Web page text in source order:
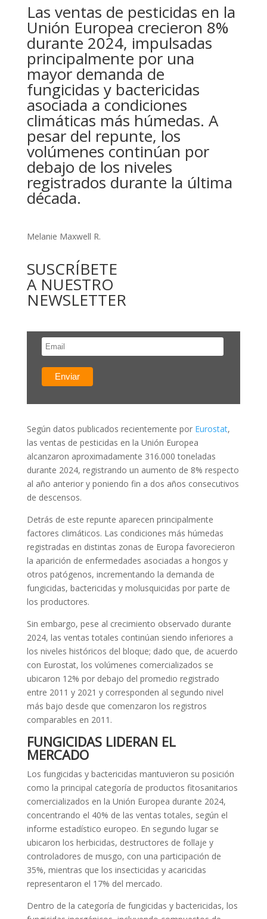
Las ventas de pesticidas en la
Unión Europea crecieron 8%
durante 2024, impulsadas
principalmente por una
mayor demanda de
fungicidas y bactericidas
asociada a condiciones
climáticas más húmedas. A
pesar del repunte, los
volúmenes continúan por
debajo de los niveles
registrados durante la última
década.
Melanie Maxwell R.
SUSCRÍBETE
A NUESTRO
NEWSLETTER
Según datos publicados recientemente por Eurostat,
las ventas de pesticidas en la Unión Europea
alcanzaron aproximadamente 316.000 toneladas
durante 2024, registrando un aumento de 8% respecto
al año anterior y poniendo fin a dos años consecutivos
de descensos.
Detrás de este repunte aparecen principalmente
factores climáticos. Las condiciones más húmedas
registradas en distintas zonas de Europa favorecieron
la aparición de enfermedades asociadas a hongos y
otros patógenos, incrementando la demanda de
fungicidas, bactericidas y molusquicidas por parte de
los productores.
Sin embargo, pese al crecimiento observado durante
2024, las ventas totales continúan siendo inferiores a
los niveles históricos del bloque; dado que, de acuerdo
con Eurostat, los volúmenes comercializados se
ubicaron 12% por debajo del promedio registrado
entre 2011 y 2021 y corresponden al segundo nivel
más bajo desde que comenzaron los registros
comparables en 2011.
FUNGICIDAS LIDERAN EL
MERCADO
Los fungicidas y bactericidas mantuvieron su posición
como la principal categoría de productos fitosanitarios
comercializados en la Unión Europea durante 2024,
concentrando el 40% de las ventas totales, según el
informe estadístico europeo. En segundo lugar se
ubicaron los herbicidas, destructores de follaje y
controladores de musgo, con una participación de
35%, mientras que los insecticidas y acaricidas
representaron el 17% del mercado.
Dentro de la categoría de fungicidas y bactericidas, los